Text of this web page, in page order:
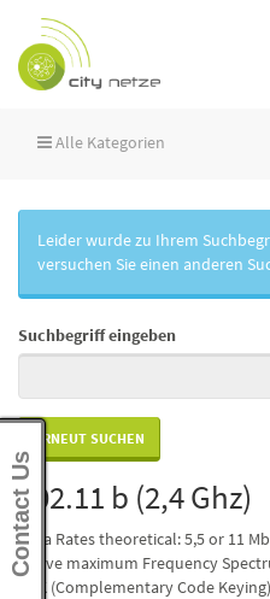
Alle Kategorien
Leider wurde zu Ihrem
versuchen Sie einen anderen
Suchbegriff eingeben
802.11 b (2,4 Ghz)
Data Rates theoretical: 5,5 or 11
above maximum Frequency
CCK (Complementary Code Keying)
Contact Us